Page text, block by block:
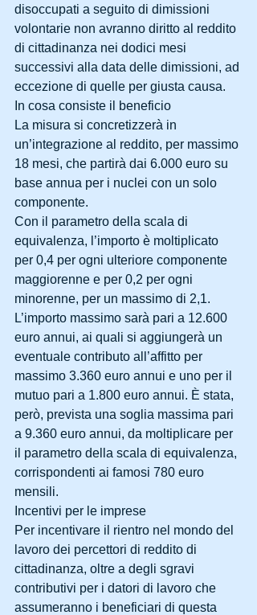
disoccupati a seguito di dimissioni
volontarie non avranno diritto al reddito
di cittadinanza nei dodici mesi
successivi alla data delle dimissioni, ad
eccezione di quelle per giusta causa.
In cosa consiste il beneficio
La misura si concretizzerà in
un’integrazione al reddito, per massimo
18 mesi, che partirà dai 6.000 euro su
base annua per i nuclei con un solo
componente.
Con il parametro della scala di
equivalenza, l’importo è moltiplicato
per 0,4 per ogni ulteriore componente
maggiorenne e per 0,2 per ogni
minorenne, per un massimo di 2,1.
L’importo massimo sarà pari a 12.600
euro annui, ai quali si aggiungerà un
eventuale contributo all’affitto per
massimo 3.360 euro annui e uno per il
mutuo pari a 1.800 euro annui. È stata,
però, prevista una soglia massima pari
a 9.360 euro annui, da moltiplicare per
il parametro della scala di equivalenza,
corrispondenti ai famosi 780 euro
mensili.
Incentivi per le imprese
Per incentivare il rientro nel mondo del
lavoro dei percettori di reddito di
cittadinanza, oltre a degli sgravi
contributivi per i datori di lavoro che
assumeranno i beneficiari di questa